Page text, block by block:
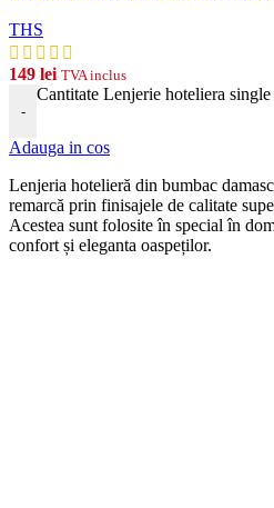
THS
149 lei TVA inclus
-
Cantitate Lenjerie hoteliera
Adauga in cos
Lenjeria hotelieră din bumbac damasc
remarcă prin finisajele de calitate
Acestea sunt folosite în special în
confort și eleganta oaspeților.